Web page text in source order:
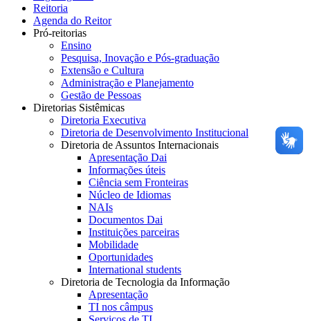
Reitoria
Agenda do Reitor
Pró-reitorias
Ensino
Pesquisa, Inovação e Pós-graduação
Extensão e Cultura
Administração e Planejamento
Gestão de Pessoas
Diretorias Sistêmicas
Diretoria Executiva
Diretoria de Desenvolvimento Institucional
Diretoria de Assuntos Internacionais
Apresentação Dai
Informações úteis
Ciência sem Fronteiras
Núcleo de Idiomas
NAIs
Documentos Dai
Instituições parceiras
Mobilidade
Oportunidades
International students
Diretoria de Tecnologia da Informação
Apresentação
TI nos câmpus